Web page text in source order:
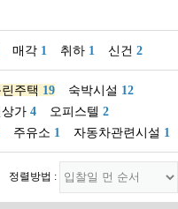
매각 1 취하 1 신건 2
주택 19 숙박시설 12
가 4 오피스텔 2
주유소 1 자동차관련시설 1
정렬방법 :